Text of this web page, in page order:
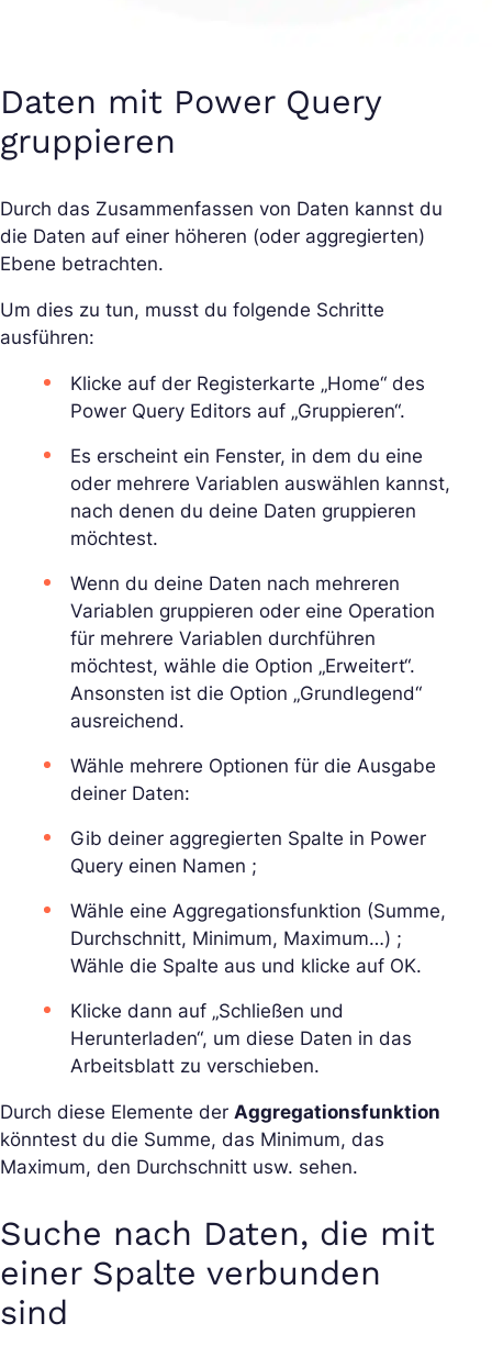
Daten mit Power Query
gruppieren
Durch das Zusammenfassen von Daten kannst du
die Daten auf einer höheren (oder aggregierten)
Ebene betrachten.
Um dies zu tun, musst du folgende Schritte
ausführen:
Klicke auf der Registerkarte „Home“ des
Power Query Editors auf „Gruppieren“.
Es erscheint ein Fenster, in dem du eine
oder mehrere Variablen auswählen kannst,
nach denen du deine Daten gruppieren
möchtest.
Wenn du deine Daten nach mehreren
Variablen gruppieren oder eine Operation
für mehrere Variablen durchführen
möchtest, wähle die Option „Erweitert“.
Ansonsten ist die Option „Grundlegend“
ausreichend.
Wähle mehrere Optionen für die Ausgabe
deiner Daten:
Gib deiner aggregierten Spalte in Power
Query einen Namen ;
Wähle eine Aggregationsfunktion (Summe,
Durchschnitt, Minimum, Maximum…) ;
Wähle die Spalte aus und klicke auf OK.
Klicke dann auf „Schließen und
Herunterladen“, um diese Daten in das
Arbeitsblatt zu verschieben.
Durch diese Elemente der Aggregationsfunktion
könntest du die Summe, das Minimum, das
Maximum, den Durchschnitt usw. sehen.
Suche nach Daten, die mit
einer Spalte verbunden
sind